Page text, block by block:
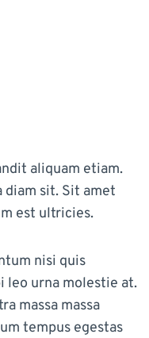
aliquam etiam.
diam sit. Sit amet
est ultricies.
nisi quis
leo urna molestie at.
massa massa
tempus egestas